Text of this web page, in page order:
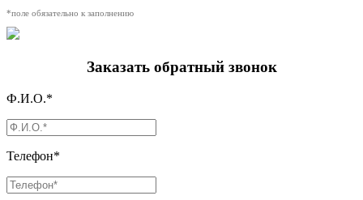
*поле обязательно к заполнению
Заказать обратный звонок
Ф.И.О.*
Телефон*